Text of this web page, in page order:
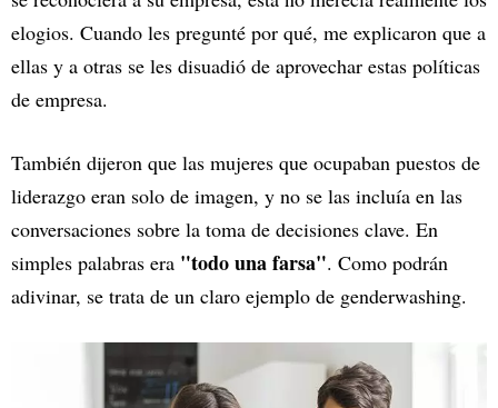
elogios. Cuando les pregunté por qué, me explicaron que a
ellas y a otras se les disuadió de aprovechar estas políticas
de empresa.
También dijeron que las mujeres que ocupaban puestos de
liderazgo eran solo de imagen, y no se las incluía en las
conversaciones sobre la toma de decisiones clave. En
simples palabras era "todo una farsa". Como podrán
adivinar, se trata de un claro ejemplo de genderwashing.